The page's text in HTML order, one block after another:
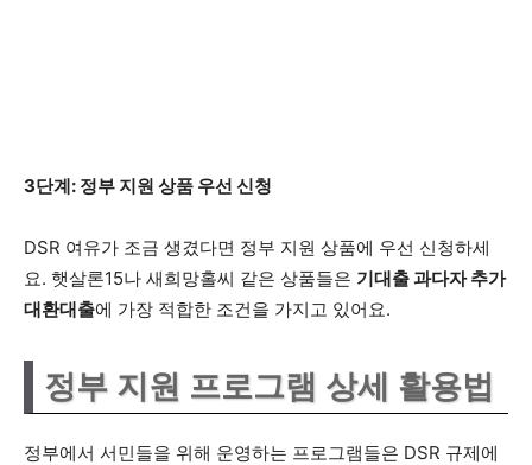
3단계: 정부 지원 상품 우선 신청
DSR 여유가 조금 생겼다면 정부 지원 상품에 우선 신청하세
요. 햇살론15나 새희망홀씨 같은 상품들은 기대출 과다자 추가
대환대출에 가장 적합한 조건을 가지고 있어요.
정부 지원 프로그램 상세 활용법
정부에서 서민들을 위해 운영하는 프로그램들은 DSR 규제에